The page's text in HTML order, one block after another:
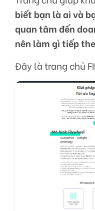
biết bạn là ai và
quan tâm đến
nên làm gì tiếp
Đây là trang chủ